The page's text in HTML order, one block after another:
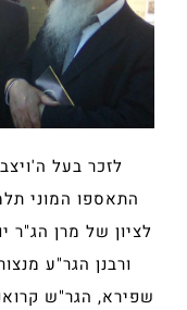
לזכר בעל
התאספו המוני
לציון של מרן הג"ר
ורבנן הגר"ע
שפירא, הגר"ש